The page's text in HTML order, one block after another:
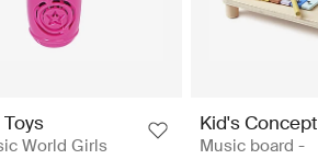
World Girls
Kid's Concept
Music board -